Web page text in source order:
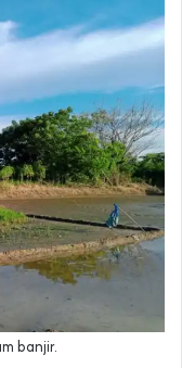
banjir.